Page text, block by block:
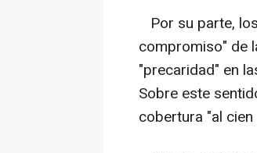
Por su parte,
compromiso" de
"precaridad" en
Sobre este
cobertura "al